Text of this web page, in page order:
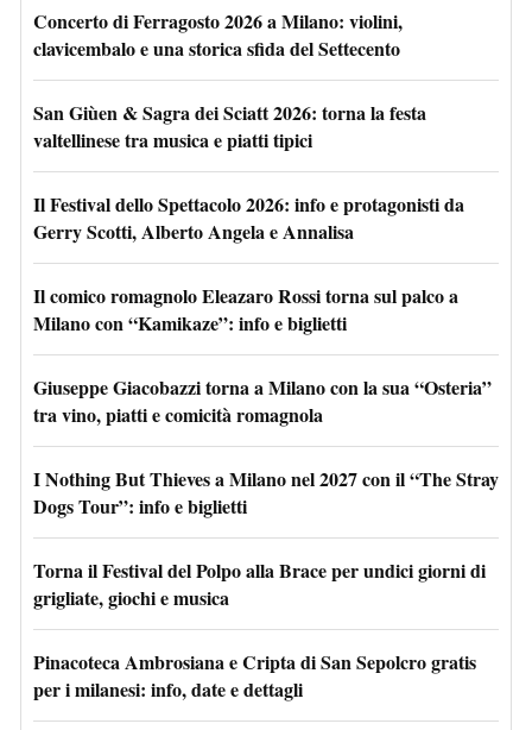
Concerto di Ferragosto 2026 a Milano: violini,
clavicembalo e una storica sfida del Settecento
San Giùen & Sagra dei Sciatt 2026: torna la festa
valtellinese tra musica e piatti tipici
Il Festival dello Spettacolo 2026: info e protagonisti da
Gerry Scotti, Alberto Angela e Annalisa
Il comico romagnolo Eleazaro Rossi torna sul palco a
Milano con “Kamikaze”: info e biglietti
Giuseppe Giacobazzi torna a Milano con la sua “Osteria”
tra vino, piatti e comicità romagnola
I Nothing But Thieves a Milano nel 2027 con il “The Stray
Dogs Tour”: info e biglietti
Torna il Festival del Polpo alla Brace per undici giorni di
grigliate, giochi e musica
Pinacoteca Ambrosiana e Cripta di San Sepolcro gratis
per i milanesi: info, date e dettagli